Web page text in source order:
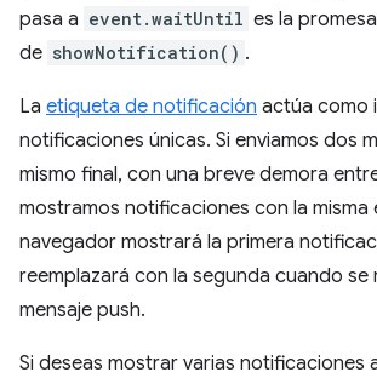
pasa a event.waitUntil es la
de showNotification() .
La etiqueta de notificación actúa como
notificaciones únicas. Si enviamos dos
mismo final, con una breve demora
mostramos notificaciones con la misma
navegador mostrará la primera
reemplazará con la segunda cuando se
mensaje push.
Si deseas mostrar varias notificaciones